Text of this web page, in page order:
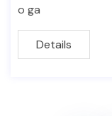
o ga
Details